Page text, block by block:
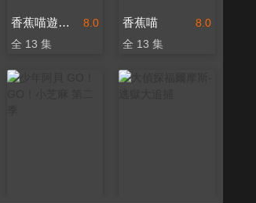
8.0
香蕉喵遊世界
全 13 集
8.0
香蕉喵
全 13 集